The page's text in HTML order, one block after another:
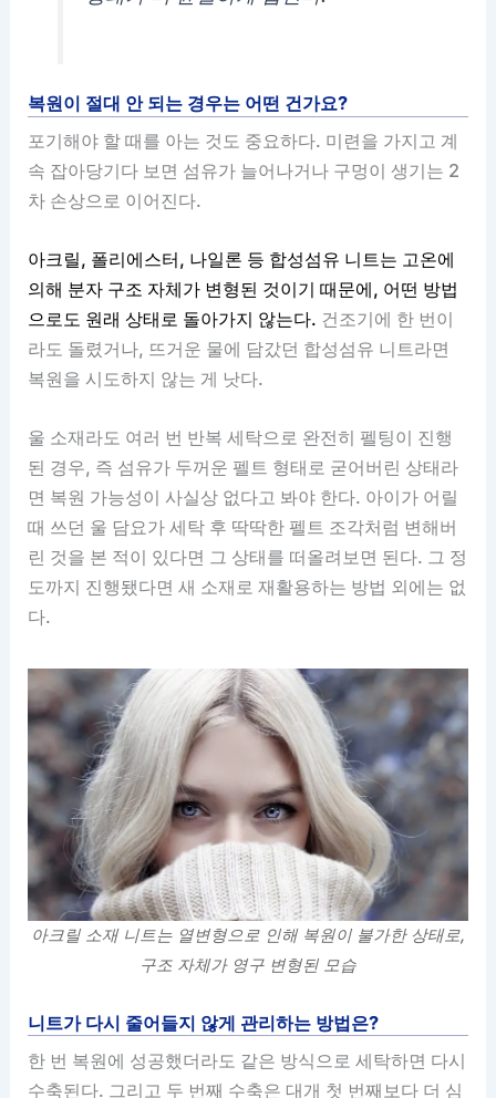
복원이 절대 안 되는 경우는 어떤 건가요?
포기해야 할 때를 아는 것도 중요하다. 미련을 가지고 계
속 잡아당기다 보면 섬유가 늘어나거나 구멍이 생기는 2
차 손상으로 이어진다.
아크릴, 폴리에스터, 나일론 등 합성섬유 니트는 고온에
의해 분자 구조 자체가 변형된 것이기 때문에, 어떤 방법
으로도 원래 상태로 돌아가지 않는다. 건조기에 한 번이
라도 돌렸거나, 뜨거운 물에 담갔던 합성섬유 니트라면
복원을 시도하지 않는 게 낫다.
울 소재라도 여러 번 반복 세탁으로 완전히 펠팅이 진행
된 경우, 즉 섬유가 두꺼운 펠트 형태로 굳어버린 상태라
면 복원 가능성이 사실상 없다고 봐야 한다. 아이가 어릴
때 쓰던 울 담요가 세탁 후 딱딱한 펠트 조각처럼 변해버
린 것을 본 적이 있다면 그 상태를 떠올려보면 된다. 그 정
도까지 진행됐다면 새 소재로 재활용하는 방법 외에는 없
다.
아크릴 소재 니트는 열변형으로 인해 복원이 불가한 상태로,
구조 자체가 영구 변형된 모습
니트가 다시 줄어들지 않게 관리하는 방법은?
한 번 복원에 성공했더라도 같은 방식으로 세탁하면 다시
수축된다. 그리고 두 번째 수축은 대개 첫 번째보다 더 심